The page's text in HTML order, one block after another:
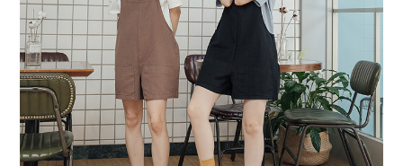
【注意事項】
１．透過由恩沛科技股份有限公司提供之「AFTEE先享後付」服務完成之交
易，需依本服務之必要範圍內提供個人資料，並將交易相關給付款項請求債
權轉讓予恩沛科技股份有限公司。
２．關於個人資料處理事宜，請瀏覽以下網址：
https://aftee.tw/terms/#terms3
３．未成年的使用者請事先徵得法定代理人或監護人之同意方可使用
「AFTEE先享後付」，若未經同意申辦者引起之損失，本公司不負相關責
任。
離島取貨加價40
每筆NT$80，滿NT$1,500(含以上)免運費
付款後7-11取貨
每筆NT$80，滿NT$1,500(含以上)免運費
宅配
每筆NT$100，滿NT$1,500(含以上)免運費